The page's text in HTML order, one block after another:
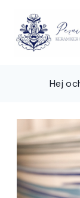
content
Hej